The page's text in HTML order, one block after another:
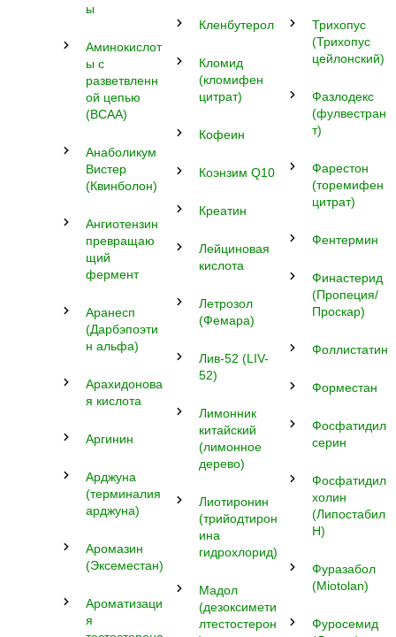
ы
Аминокислот
ы с
разветвленн
ой цепью
(BCAA)
Анаболикум
Вистер
(Квинболон)
Ангиотензин
превращаю
щий
фермент
Аранесп
(Дарбэпоэти
н альфа)
Арахидонова
я кислота
Аргинин
Арджуна
(терминалия
арджуна)
Аромазин
(Эксеместан)
Ароматизаци
я
Кленбутерол
Кломид
(кломифен
цитрат)
Кофеин
Коэнзим Q10
Креатин
Лейциновая
кислота
Летрозол
(Фемара)
Лив-52 (LIV-
52)
Лимонник
китайский
(лимонное
дерево)
Лиотиронин
(трийодтирон
ина
гидрохлорид)
Мадол
(дезоксимети
лтестостерон
Трихопус
(Трихопус
цейлонский)
Фазлодекс
(фулвестран
т)
Фарестон
(торемифен
цитрат)
Фентермин
Финастерид
(Пропеция/
Проскар)
Фоллистатин
Форместан
Фосфатидил
серин
Фосфатидил
холин
(Липостабил
Н)
Фуразабол
(Miotolan)
Фуросемид